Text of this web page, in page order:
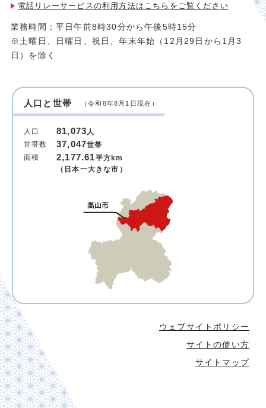
電話リレーサービスの利用方法は こちらをご覧ください
業務時間：平日午前8時30分から午後5時15分
※土曜日、日曜日、祝日、年末年始（12月29日から1月3
日）を除く
人口と世帯 （令和8年8月1日現在）
人口 81,073人
世帯数
37,047世帯
面積
2,177.61平方km
（日本一大きな市）
ウェブサイトポリシー
サイトの使い方
サイトマップ